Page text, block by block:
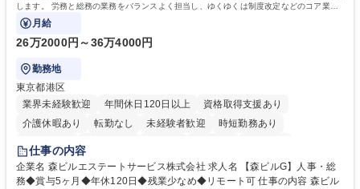
します。 労務と総務の業務をバランスよく担当し、ゆくゆくは制度改定などのコア業務
にも挑戦できる、やりがいある環境です。
月給
26万2000円～36万4000円
勤務地
東京都港区
業界未経験歓迎
年間休日120日以上
資格取得支援あり
介護休暇あり
転勤なし 未経験者歓迎
時短勤務あり
経験者歓迎
完全週休2日制
交通費支給 長期歓迎 駅近5分以内 土日祝休み
仕事の内容
企業名 森ビルエステートサービス株式会社 求人名 【森ビルG】人事・総
務◆賞与5ヶ月◆年休120日◆残業少なめ◆リモート可 仕事の内容 森ビル